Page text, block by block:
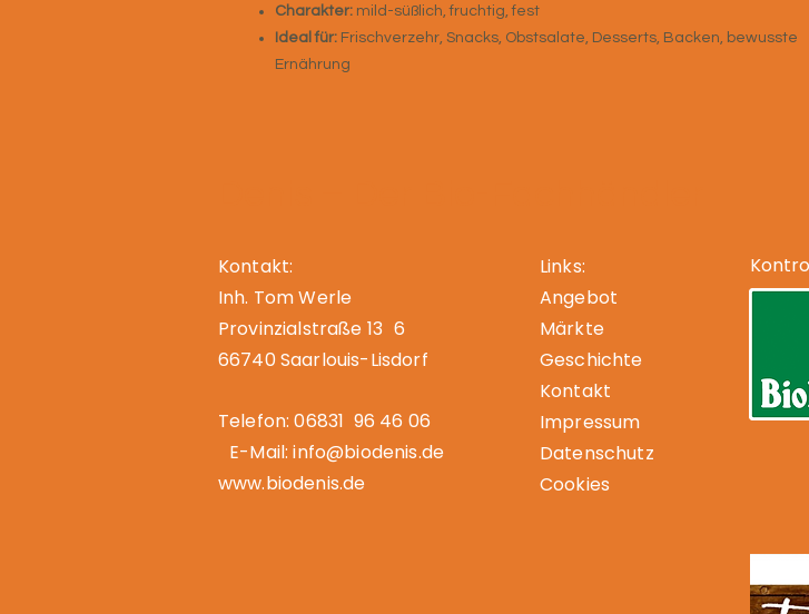
Charakter: mild-süßlich, fruchtig, fest
Ideal für: Frischverzehr, Snacks, Obstsalate, Desserts, Backen, bewusste
Ernährung
Kontakt:
Inh. Tom Werle
Provinzialstraße 13 6
66740 Saarlouis-Lisdorf
Telefon: 06831 96 46 06
E-Mail: info@biodenis.de
www.biodenis.de
Links:
Angebot
Märkte
Geschichte
Kontakt
Impressum
Datenschutz
Cookies